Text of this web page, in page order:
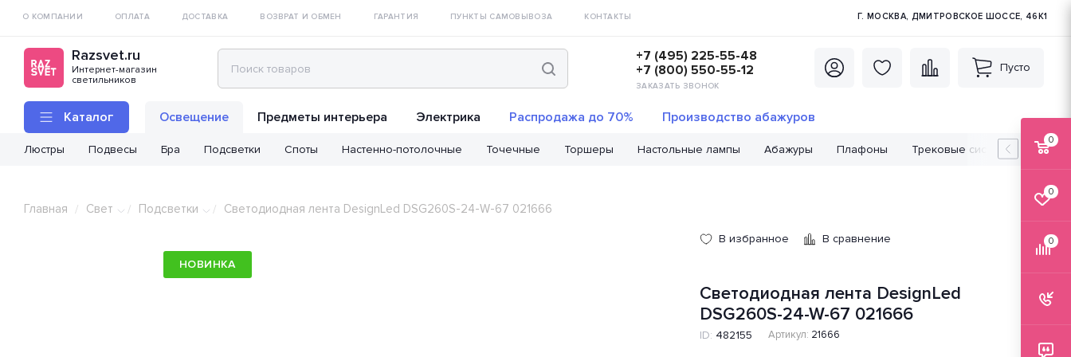
О КОМПАНИИ ОПЛАТА ДОСТАВКА ВОЗВРАТ И ОБМЕН ГАРАНТИЯ ПУНКТЫ САМОВЫВОЗА КОНТАКТЫ Г. МОСКВА, ДМИТРОВСКОЕ ШОССЕ, 46К1
Razsvet.ru
Интернет-магазин
светильников
+7 (495) 225-55-48
+7 (800) 550-55-12
ЗАКАЗАТЬ ЗВОНОК
Пусто
Каталог Освещение
Люстры Подвесы Бра Подсветки Споты Настенно-потолочные Точечные Торшеры Настольные лампы Абажуры Плафоны Трековые системы
Предметы интерьера Электрика Распродажа до 70% Производство абажуров
Главная / Свет / Подсветки / Светодиодная лента DesignLed DSG260S-24-W-67 021666
НОВИНКА
В избранное В сравнение
Светодиодная лента DesignLed
DSG260S-24-W-67 021666
ID: 482155 Артикул: 21666
0
0
0